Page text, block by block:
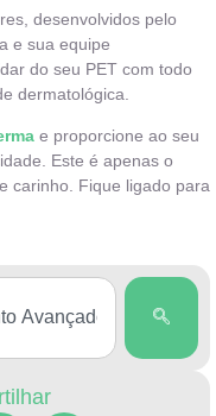
desenvolvidos pelo
e sua equipe
do seu PET com todo
dermatológica.
e proporcione ao seu
Este é apenas o
carinho. Fique ligado para